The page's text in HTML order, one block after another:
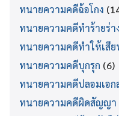
ทนายความคดีฉ้อโกง
ทนายความคดีทำร้ายร่า
ทนายความคดีทำให้เสี
ทนายความคดีบุกรุก (6)
ทนายความคดีปลอมเอก
ทนายความคดีผิดสัญญา